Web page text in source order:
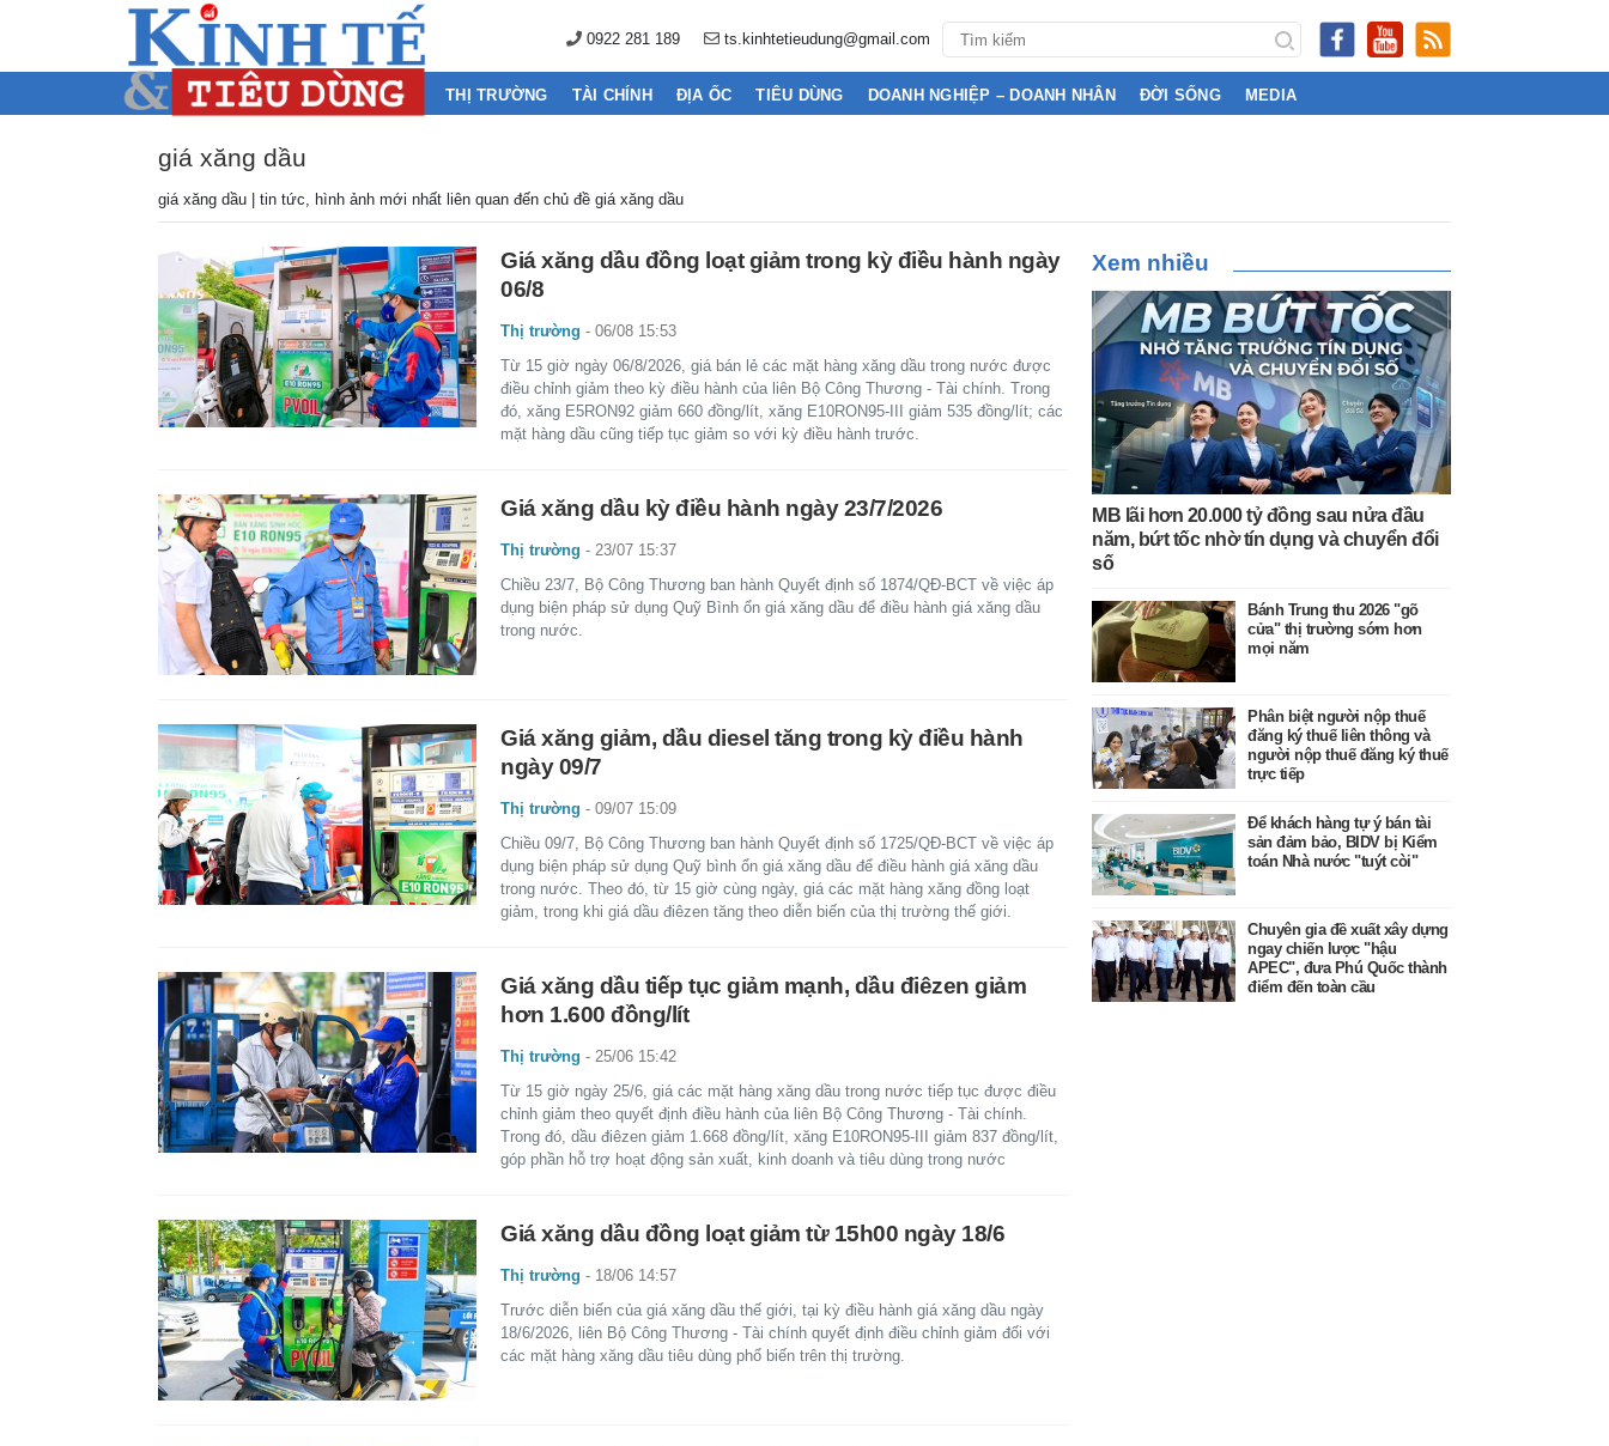
0922 281 189 ts.kinhtetieudung@gmail.com
THỊ TRƯỜNG TÀI CHÍNH ĐỊA ỐC TIÊU DÙNG DOANH NGHIỆP – DOANH NHÂN ĐỜI SỐNG MEDIA
giá xăng dầu
giá xăng dầu | tin tức, hình ảnh mới nhất liên quan đến chủ đề giá xăng dầu
Giá xăng dầu đồng loạt giảm trong kỳ điều hành ngày
06/8
Thị trường -06/08 15:53
Từ 15 giờ ngày 06/8/2026, giá bán lẻ các mặt hàng xăng dầu trong nước được
điều chỉnh giảm theo kỳ điều hành của liên Bộ Công Thương - Tài chính. Trong
đó, xăng E5RON92 giảm 660 đồng/lít, xăng E10RON95-III giảm 535 đồng/lít; các
mặt hàng dầu cũng tiếp tục giảm so với kỳ điều hành trước.
Giá xăng dầu kỳ điều hành ngày 23/7/2026
Thị trường -23/07 15:37
Chiều 23/7, Bộ Công Thương ban hành Quyết định số 1874/QĐ-BCT về việc áp
dụng biện pháp sử dụng Quỹ Bình ổn giá xăng dầu để điều hành giá xăng dầu
trong nước.
Giá xăng giảm, dầu diesel tăng trong kỳ điều hành
ngày 09/7
Thị trường -09/07 15:09
Chiều 09/7, Bộ Công Thương ban hành Quyết định số 1725/QĐ-BCT về việc áp
dụng biện pháp sử dụng Quỹ bình ổn giá xăng dầu để điều hành giá xăng dầu
trong nước. Theo đó, từ 15 giờ cùng ngày, giá các mặt hàng xăng đồng loạt
giảm, trong khi giá dầu điêzen tăng theo diễn biến của thị trường thế giới.
Giá xăng dầu tiếp tục giảm mạnh, dầu điêzen giảm
hơn 1.600 đồng/lít
Thị trường - 25/06 15:42
Từ 15 giờ ngày 25/6, giá các mặt hàng xăng dầu trong nước tiếp tục được điều
chỉnh giảm theo quyết định điều hành của liên Bộ Công Thương - Tài chính.
Trong đó, dầu điêzen giảm 1.668 đồng/lít, xăng E10RON95-III giảm 837 đồng/lít,
góp phần hỗ trợ hoạt động sản xuất, kinh doanh và tiêu dùng trong nước
Giá xăng dầu đồng loạt giảm từ 15h00 ngày 18/6
Thị trường - 18/06 14:57
Trước diễn biến của giá xăng dầu thế giới, tại kỳ điều hành giá xăng dầu ngày
18/6/2026, liên Bộ Công Thương - Tài chính quyết định điều chỉnh giảm đối với
các mặt hàng xăng dầu tiêu dùng phổ biến trên thị trường.
Xem nhiều
MB lãi hơn 20.000 tỷ đồng sau nửa đầu
năm, bứt tốc nhờ tín dụng và chuyển đổi
số
Bánh Trung thu 2026 "gõ
cửa" thị trường sớm hơn
mọi năm
Phân biệt người nộp thuế
đăng ký thuế liên thông và
người nộp thuế đăng ký thuế
trực tiếp
Để khách hàng tự ý bán tài
sản đảm bảo, BIDV bị Kiểm
toán Nhà nước "tuýt còi"
Chuyên gia đề xuất xây dựng
ngay chiến lược "hậu
APEC", đưa Phú Quốc thành
điểm đến toàn cầu